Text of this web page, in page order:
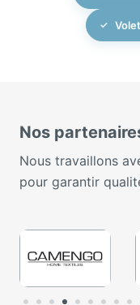
Nos
Nous travaillons
pour garantir